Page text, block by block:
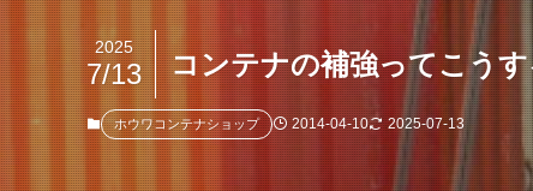
コンテナの補強ってこう
2025
7/13
ホウワコンテナショップ 2014-04-10 2025-07-13